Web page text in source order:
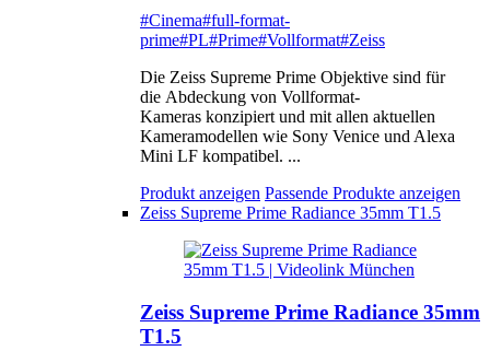
#Cinema#full-format-
prime#PL#Prime#Vollformat#Zeiss
Die Zeiss Supreme Prime Objektive sind für
die Abdeckung von Vollformat-
Kameras konzipiert und mit allen aktuellen
Kameramodellen wie Sony Venice und Alexa
Mini LF kompatibel. ...
Produkt anzeigen Passende Produkte anzeigen
Zeiss Supreme Prime Radiance 35mm T1.5
Zeiss Supreme Prime Radiance 35mm
T1.5